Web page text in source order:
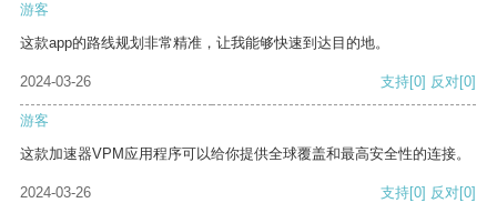
游客
这款app的路线规划非常精准，让我能够快速到达目的地。
2024-03-26 支持[0] 反对[0]
游客
这款加速器VPM应用程序可以给你提供全球覆盖和最高安全性的连接。
2024-03-26 支持[0] 反对[0]